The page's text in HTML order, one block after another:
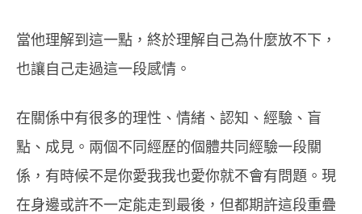
當他理解到這一點，終於理解自己為什麼放不下，
也讓自己走過這一段感情。
在關係中有很多的理性、情緒、認知、經驗、盲
點、成見。兩個不同經歷的個體共同經驗一段關
係，有時候不是你愛我我也愛你就不會有問題。現
在身邊或許不一定能走到最後，但都期許這段重疊